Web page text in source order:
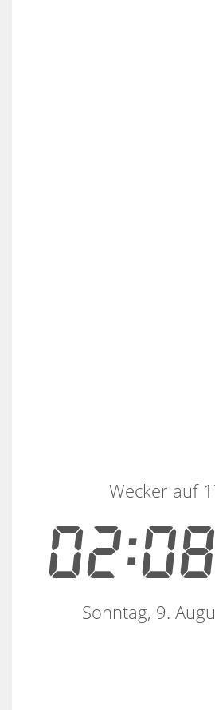
Wecker auf
Sonntag, 9.